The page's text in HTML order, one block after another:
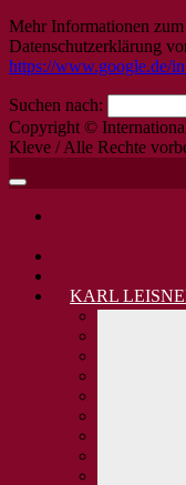
Mehr Informationen
Datenschutzerklärung
https://www.google.de/
Suchen nach:
Copyright ©
Kleve / Alle Rechte
DANKAMT
KARL
KARL
> zurück
Karl